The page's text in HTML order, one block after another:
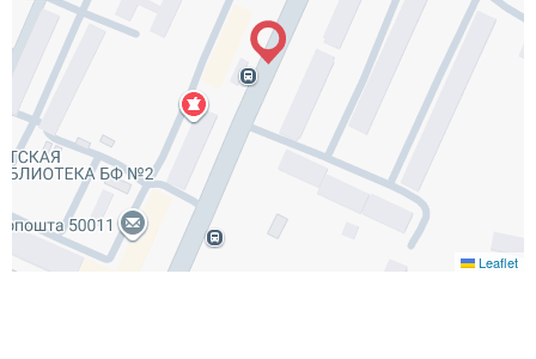
Leaflet